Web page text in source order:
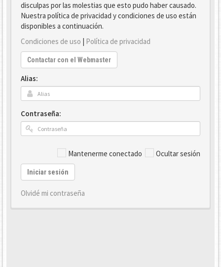
disculpas por las molestias que esto pudo haber causado.
Nuestra política de privacidad y condiciones de uso están
disponibles a continuación.
Condiciones de uso | Política de privacidad
Contactar con el Webmaster
Alias:
Contraseña:
Mantenerme conectado Ocultar sesión
Iniciar sesión
Olvidé mi contraseña